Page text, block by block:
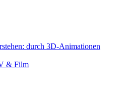
durch 3D-Animationen
& Film